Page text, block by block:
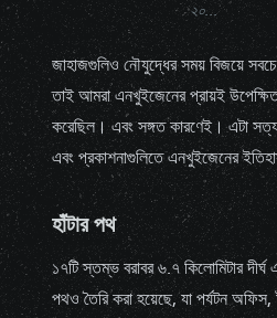
২০...
জাহাজগুলিও নৌযুদ্ধের সময় বিজয়ে
তাই আমরা এনখুইজেনের প্রায়ই
করেছিল। এবং সঙ্গত কারণেই। এটা
এবং প্রকাশনাগুলিতে এনখুইজেনের
হাঁটার পথ
১৭টি স্তম্ভ বরাবর ৬.৭ কিলোমিটার দীর্ঘ
পথওতৈরি করা হয়েছে, যা পর্যটন